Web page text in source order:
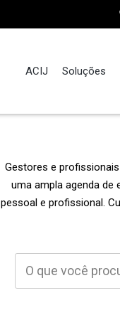
ACIJ Soluções
Gestores e
uma ampla agenda
pessoal e profissional.